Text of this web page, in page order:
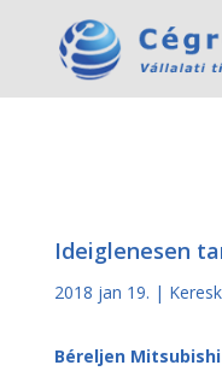
Ideiglenesen
2018 jan 19. |
Béreljen